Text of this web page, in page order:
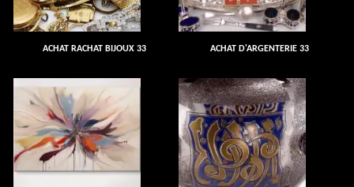
ACHAT RACHAT BIJOUX 33 ACHAT D'ARGENTERIE 33